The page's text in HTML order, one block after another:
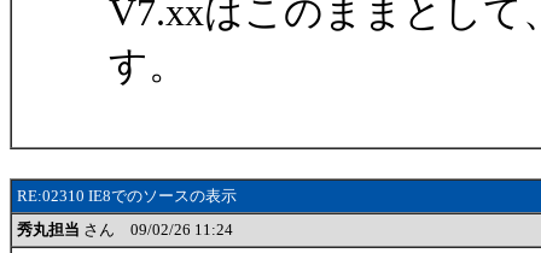
V7.xxはこのままとして
す。
RE:02310 IE8でのソースの表示
秀丸担当 さん 09/02/26 11:24